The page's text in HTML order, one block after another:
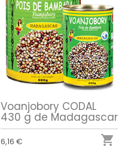
Voanjobory CODAL
430 g de Madagascar
6,16 € 